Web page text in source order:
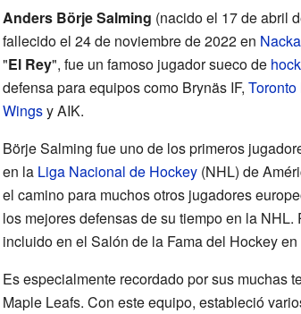
Anders Börje Salming (nacido el 17 de abril
fallecido el 24 de noviembre de 2022 en Nacka
"El Rey", fue un famoso jugador sueco de
defensa para equipos como Brynäs IF,
Wingsy AIK.
Börje Salming fue uno de los primeros
en la Liga Nacional de Hockey(NHL) de
el camino para muchos otros jugadores
los mejores defensas de su tiempo en la NHL.
incluido en el Salón de la Fama del Hockey en
Es especialmente recordado por sus muchas
Maple Leafs. Con este equipo, estableció